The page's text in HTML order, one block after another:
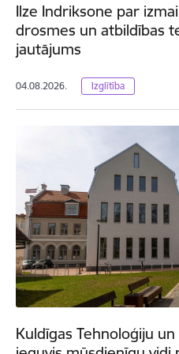
Ilze Indriksone par
drosmes un atbildības
jautājums
04.08.2026. Izglītība
Kuldīgas Tehnoloģiju